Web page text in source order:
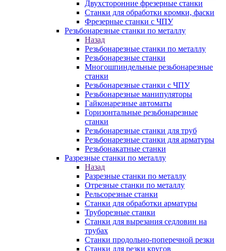
Двухсторонние фрезерные станки
Станки для обработки кромки, фаски
Фрезерные станки с ЧПУ
Резьбонарезные станки по металлу
Назад
Резьбонарезные станки по металлу
Резьбонарезные станки
Многошпиндельные резьбонарезные
станки
Резьбонарезные станки с ЧПУ
Резьбонарезные манипуляторы
Гайконарезные автоматы
Горизонтальные резьбонарезные
станки
Резьбонарезные станки для труб
Резьбонарезные станки для арматуры
Резьбонакатные станки
Разрезные станки по металлу
Назад
Разрезные станки по металлу
Отрезные станки по металлу
Рельсорезные станки
Станки для обработки арматуры
Труборезные станки
Станки для вырезания седловин на
трубаx
Станки продольно-поперечной резки
Станки для резки кругов